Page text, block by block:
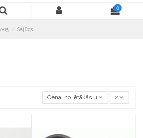
0
05 Sajūgs
Cena, no lētākās uz dārgāko
2